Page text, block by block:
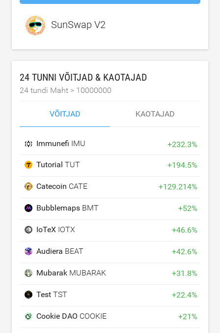
SunSwap V2
24 TUNNI VÕITJAD & KAOTAJAD
24 tundi Maht > 10000000
VÕITJAD KAOTAJAD
Immunefi IMU +232.3%
Tutorial TUT +194.5%
Catecoin CATE +129.214%
Bubblemaps BMT +52%
IoTeX IOTX +46.6%
Audiera BEAT +42.6%
Mubarak MUBARAK +31.8%
Test TST +22.4%
Cookie DAO COOKIE +21%